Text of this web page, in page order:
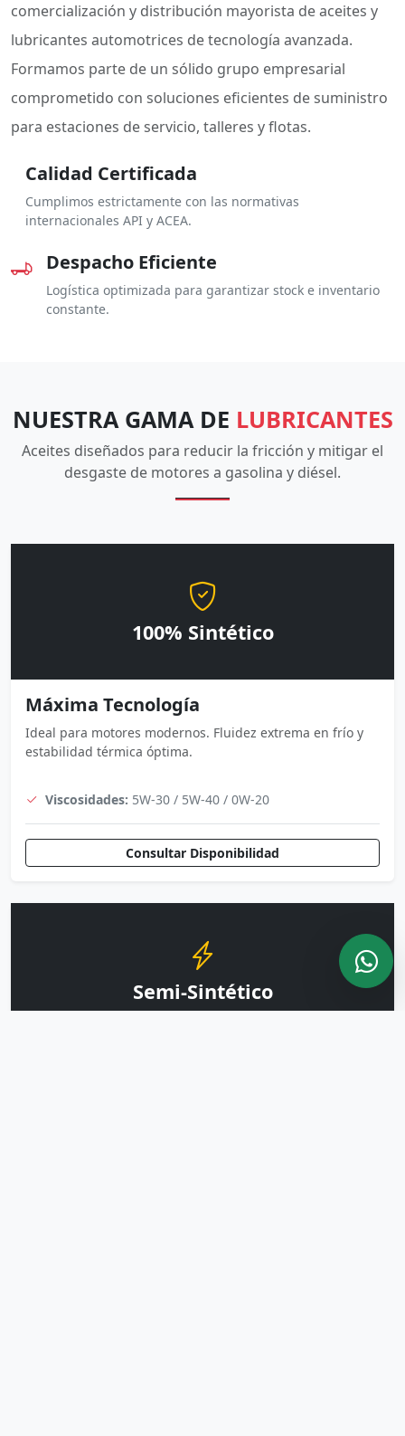
comercialización y distribución mayorista de aceites y
lubricantes automotrices de tecnología avanzada.
Formamos parte de un sólido grupo empresarial
comprometido con soluciones eficientes de suministro
para estaciones de servicio, talleres y flotas.
Calidad Certificada
Cumplimos estrictamente con las normativas
internacionales API y ACEA.
Despacho Eficiente
Logística optimizada para garantizar stock e inventario
constante.
NUESTRA GAMA DE LUBRICANTES
Aceites diseñados para reducir la fricción y mitigar el
desgaste de motores a gasolina y diésel.
100% Sintético
Máxima Tecnología
Ideal para motores modernos. Fluidez extrema en frío y
estabilidad térmica óptima.
Viscosidades: 5W-30 / 5W-40 / 0W-20
Consultar Disponibilidad
Semi-Sintético